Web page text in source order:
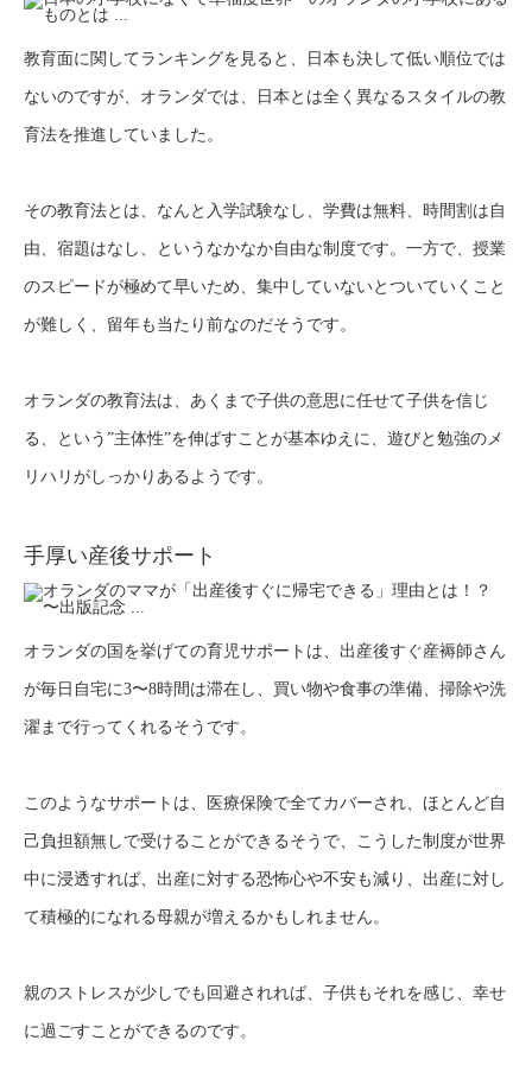
教育面に関してランキングを見ると、日本も決して低い順位では
ないのですが、オランダでは、日本とは全く異なるスタイルの教
育法を推進していました。
その教育法とは、なんと入学試験なし、学費は無料、時間割は自
由、宿題はなし、というなかなか自由な制度です。一方で、授業
のスピードが極めて早いため、集中していないとついていくこと
が難しく、留年も当たり前なのだそうです。
オランダの教育法は、あくまで子供の意思に任せて子供を信じ
る、という”主体性”を伸ばすことが基本ゆえに、遊びと勉強のメ
リハリがしっかりあるようです。
手厚い産後サポート
オランダの国を挙げての育児サポートは、出産後すぐ産褥師さん
が毎日自宅に3〜8時間は滞在し、買い物や食事の準備、掃除や洗
濯まで行ってくれるそうです。
このようなサポートは、医療保険で全てカバーされ、ほとんど自
己負担額無しで受けることができるそうで、こうした制度が世界
中に浸透すれば、出産に対する恐怖心や不安も減り、出産に対し
て積極的になれる母親が増えるかもしれません。
親のストレスが少しでも回避されれば、子供もそれを感じ、幸せ
に過ごすことができるのです。